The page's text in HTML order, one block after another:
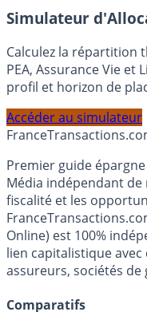
En savoir plus
Simulateur
Calculez la répartition
PEA, Assurance Vie et
profil et horizon de
France
Premier guide épargne
Média indépendant
fiscalité et les
Online) est 100%
lien capitalistique
assureurs, sociétés de